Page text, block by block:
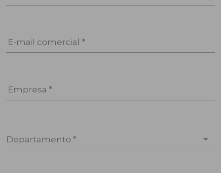
E-mail comercial *
Empresa *
Departamento *